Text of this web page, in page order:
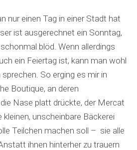
nur einen Tag in einer Stadt hat
ist ausgerechnet ein Sonntag,
blöd. Wenn allerdings
ein Feiertag ist, kann man wohl
So erging es mir in
Boutique, an deren
Nase platt drückte, der Mercat
kleinen, unscheinbare Bäckerei
Teilchen machen soll – sie alle
ihnen hinterher zu trauern